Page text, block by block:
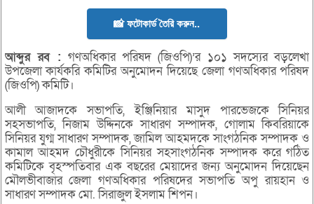
📸 ফটোকার্ড তৈরি করুন..
আব্দুররব : গণঅধিকার পরিষদ (জিওপি)’র ১০১ সদস্যের বড়লেখা
উপজেলা কার্যকরি কমিটির অনুমোদন দিয়েছে জেলা গণঅধিকার পরিষদ
(জিওপি) কমিটি।
আলী আজাদকে সভাপতি, ইঞ্জিনিয়ার মাসুদ পারভেজকে সিনিয়র
সহসভাপতি, নিজাম উদ্দিনকে সাধারণ সম্পাদক, গোলাম কিবরিয়াকে
সিনিয়র যুগ্ম সাধারণ সম্পাদক, জামিল আহমদকে সাংগঠনিক সম্পাদক ও
কামাল আহমদ চৌধুরীকে সিনিয়র সহসাংগঠনিক সম্পাদক করে গঠিত
কমিটিকে বৃহস্পতিবার এক বছরের মেয়াদের জন্য অনুমোদন দিয়েছেন
মৌলভীবাজার জেলা গণঅধিকার পরিষদের সভাপতি অপু রায়হান ও
সাধারণ সম্পাদক মো. সিরাজুল ইসলাম শিপন।